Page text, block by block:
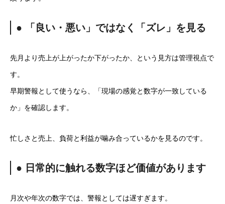
● 「良い・悪い」ではなく「ズレ」を見る
先月より売上が上がったか下がったか、という見方は管理視点で
す。
早期警報として使うなら、「現場の感覚と数字が一致している
か」を確認します。
忙しさと売上、負荷と利益が噛み合っているかを見るのです。
● 日常的に触れる数字ほど価値があります
月次や年次の数字では、警報としては遅すぎます。